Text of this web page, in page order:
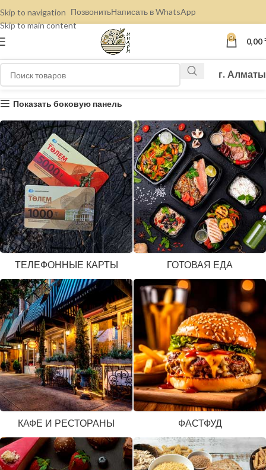
Skip to navigation
Skip to main content
ПозвонитьНаписать в WhatsApp
0 0,00
г. Алматы
Показать боковую панель
ТЕЛЕФОННЫЕ КАРТЫ ГОТОВАЯ ЕДА
КАФЕ И РЕСТОРАНЫ ФАСТФУД